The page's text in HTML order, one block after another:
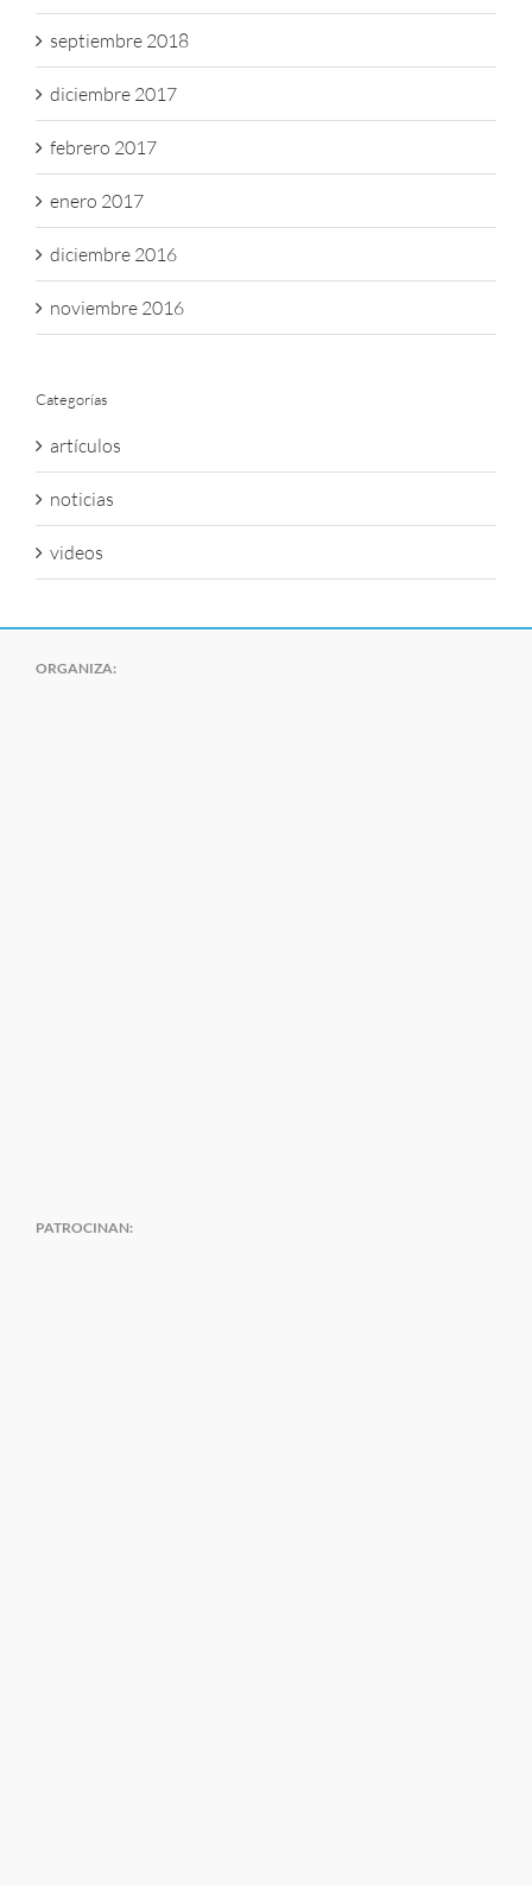
septiembre 2018
diciembre 2017
febrero 2017
enero 2017
diciembre 2016
noviembre 2016
Categorías
artículos
noticias
videos
ORGANIZA:
PATROCINAN: